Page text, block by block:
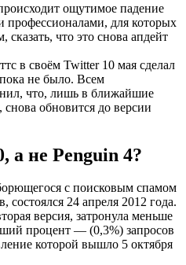
ощутимое падение
профессионалами, для которых
что это снова апдейт
в своём Twitter 10 мая сделал
не было. Всем
что, лишь в ближайшие
обновится до версии
а не Penguin 4?
с поисковым спамом
состоялся 24 апреля 2012 года.
версия, затронула меньше
процент — (0,3%) запросов
которой вышло 5 октября